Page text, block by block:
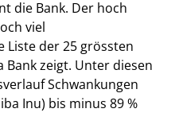
die Bank. Der hoch
viel
Liste der 25 grössten
zeigt. Unter diesen
Schwankungen
Inu) bis minus 89 %